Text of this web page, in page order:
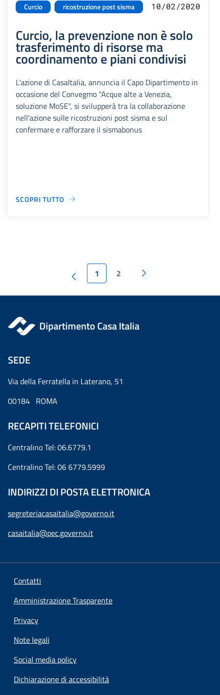
Curcio ricostruzione post sisma 10/02/2020
Curcio, la prevenzione non è solo
trasferimento di risorse ma
coordinamento e piani condivisi
L'azione di CasaItalia, annuncia il Capo Dipartimento in
occasione del Convegmo "Acque alte a Venezia,
soluzione MoSE", si svilupperà tra la collaborazione
nell'azione sulle ricostruzioni post sisma e sul
confermare e rafforzare il sismabonus
SCOPRI TUTTO
1 2
Dipartimento Casa Italia
SEDE
Via della Ferratella in Laterano, 51
00184 ROMA
RECAPITI TELEFONICI
Centralino Tel: 06.6779.1
Centralino Tel: 06 6779.5999
INDIRIZZI DI POSTA ELETTRONICA
segreteriacasaitalia@governo.it
casaitalia@pec.governo.it
Contatti
Amministrazione Trasparente
Privacy
Note legali
Social media policy
Dichiarazione di accessibilità